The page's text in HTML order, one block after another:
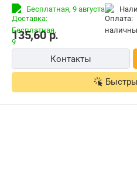
Бесплатная, 9 августа
135,60р.
Контакты